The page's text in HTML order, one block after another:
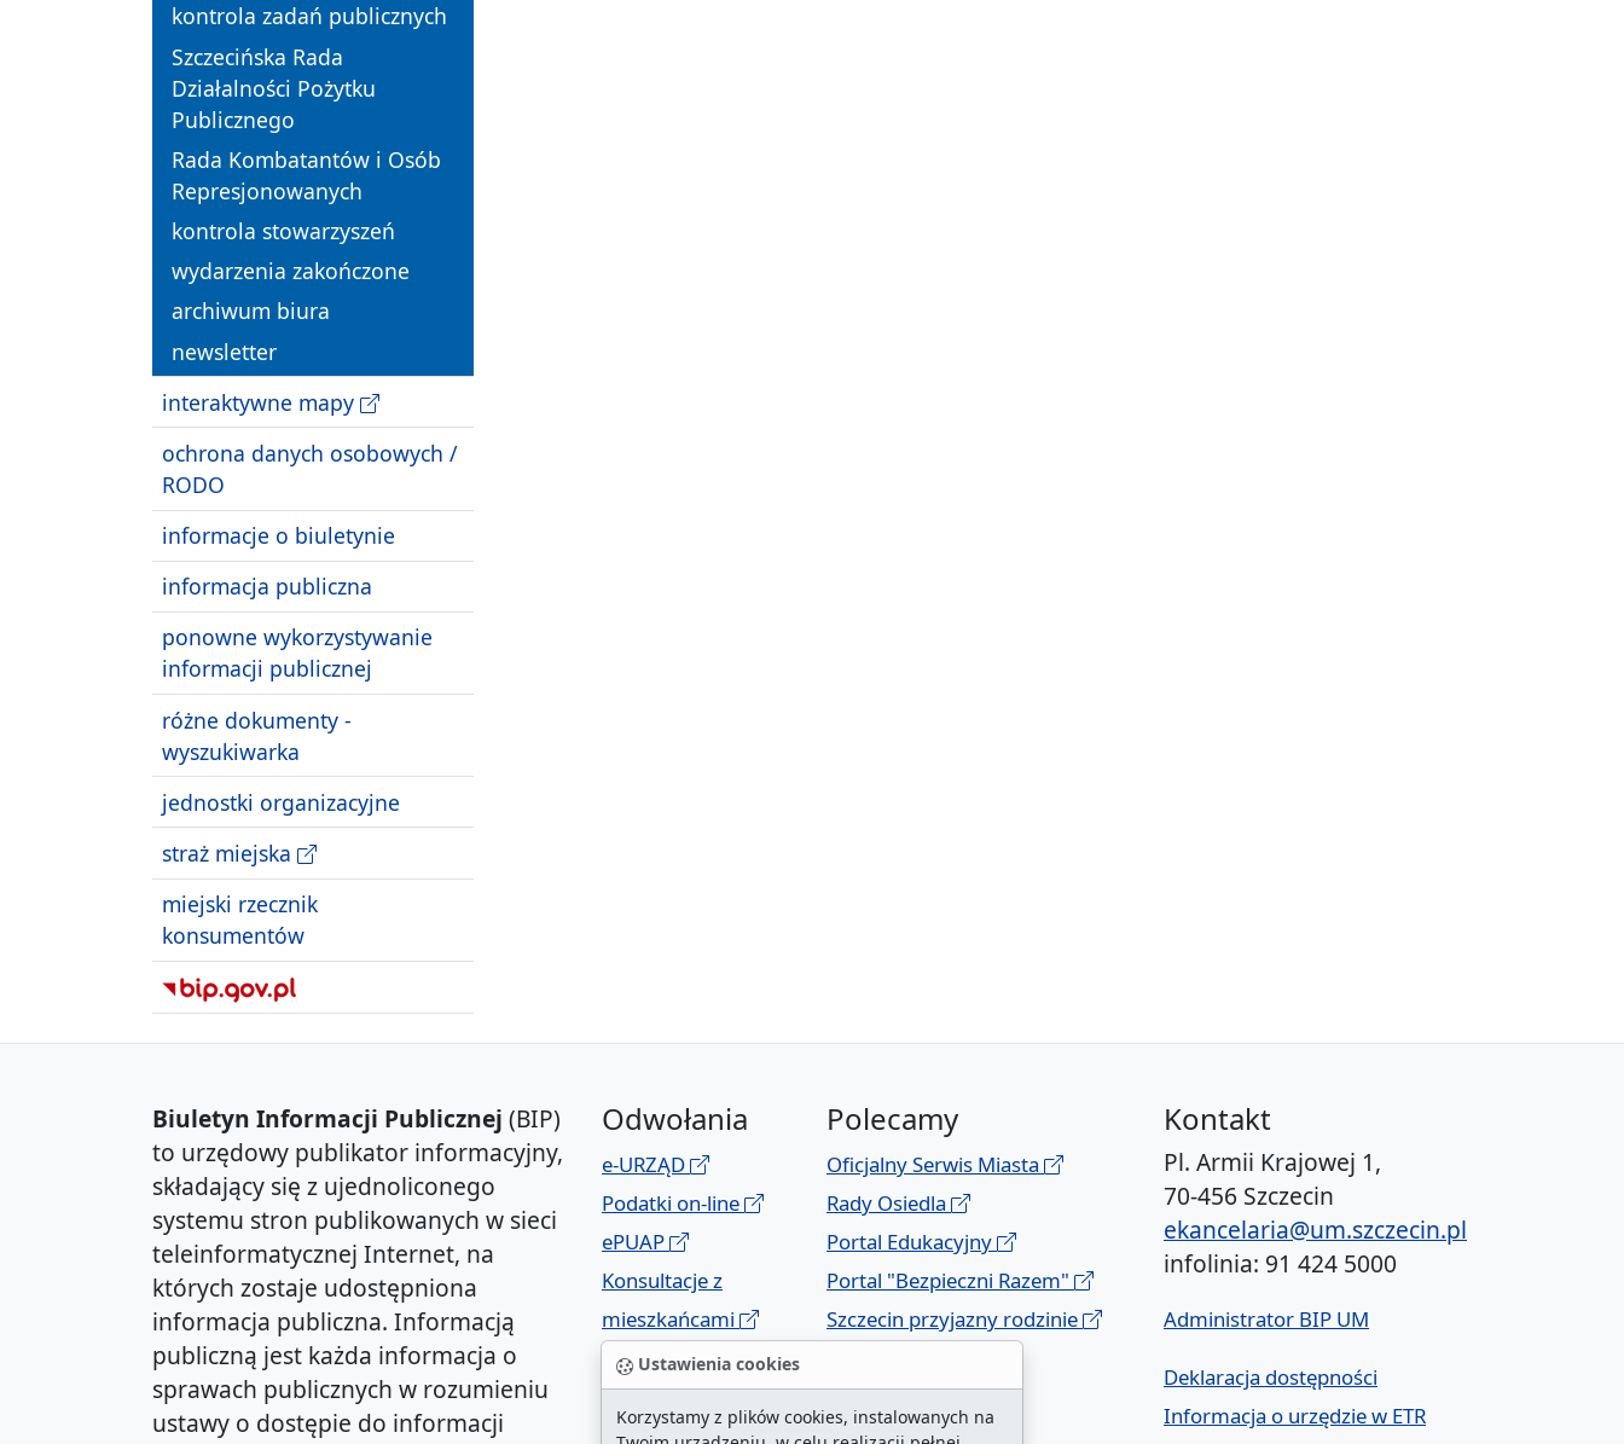
Ustawienia cookies
Korzystamy z plików cookies, instalowanych na
kontrola zadań publicznych
Szczecińska Rada
Działalności Pożytku
Publicznego
Rada Kombatantów i Osób
Represjonowanych
kontrola stowarzyszeń
wydarzenia zakończone
archiwum biura
newsletter
interaktywne mapy
ochrona danych osobowych /
RODO
informacje o biuletynie
informacja publiczna
ponowne wykorzystywanie
informacji publicznej
różne dokumenty -
wyszukiwarka
jednostki organizacyjne
straż miejska
miejski rzecznik
konsumentów
Biuletyn Informacji Publicznej (BIP)
to urzędowy publikator informacyjny,
składający się z ujednoliconego
systemu stron publikowanych w sieci
teleinformatycznej Internet, na
których zostaje udostępniona
informacja publiczna. Informacją
publiczną jest każda informacja o
sprawach publicznych w rozumieniu
ustawy o dostępie do informacji
Odwołania
e-URZĄD
Podatki on-line
ePUAP
Konsultacje z
mieszkańcami
Geoportal
Polecamy
Oficjalny Serwis Miasta
Rady Osiedla
Portal Edukacyjny
Portal "Bezpieczni Razem"
Szczecin przyjazny rodzinie
Kontakt
Pl. Armii Krajowej 1,
70-456 Szczecin
ekancelaria@um.szczecin.pl
infolinia: 91 424 5000
Administrator BIP UM
Deklaracja dostępności
Informacja o urzędzie w ETR